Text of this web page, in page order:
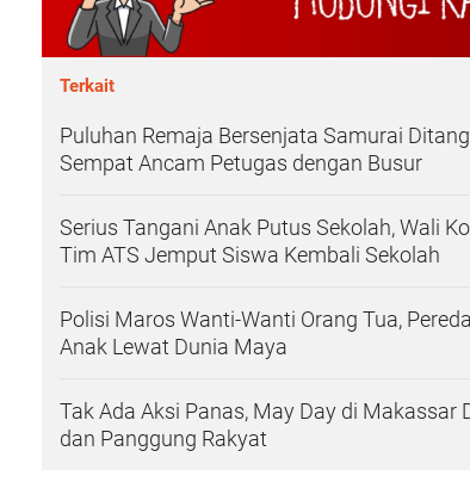
Terkait
Puluhan Remaja Bersenjata Samurai
Sempat Ancam Petugas dengan Busur
Serius Tangani Anak Putus Sekolah, Wali
Tim ATS Jemput Siswa Kembali Sekolah
Polisi Maros Wanti-Wanti Orang Tua,
Anak Lewat Dunia Maya
Tak Ada Aksi Panas, May Day di Makassar
dan Panggung Rakyat